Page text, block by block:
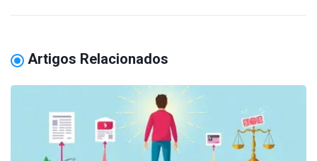
Artigos Relacionados